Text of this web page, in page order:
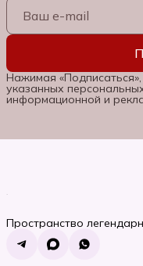
Нажимая
указанных
информационной и
Пространство